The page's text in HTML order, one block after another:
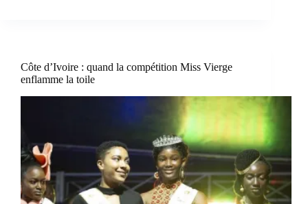
Côte d’Ivoire : quand la compétition Miss Vierge
enflamme la toile